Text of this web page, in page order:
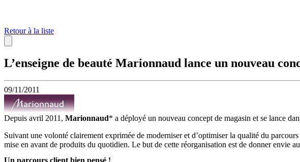
Retour à la liste
L’enseigne de beauté Marionnaud lance un nouveau
09/11/2011
Depuis avril 2011, Marionnaud* a déployé un nouveau concept de magasin et se lance
Suivant une volonté clairement exprimée de moderniser et d’optimiser la qualité du
mise en avant de produits du quotidien. Le but de cette réorganisation est de donner envie
Un parcours client bien pensé !